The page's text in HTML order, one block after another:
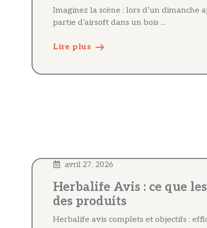
Imaginez la scène : lors d’un
partie d’airsoft dans un bois ...
Lire plus
avril 27, 2026
Herbalife Avis : ce que
des produits
Herbalife avis complets et objectifs :